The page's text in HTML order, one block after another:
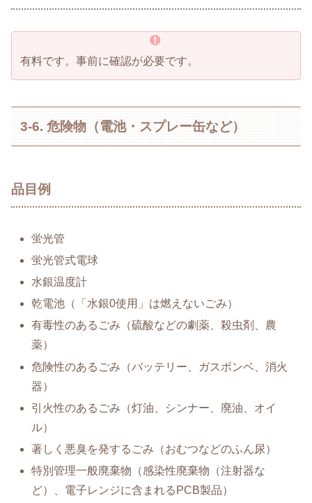
有料です。事前に確認が必要です。
3-6. 危険物（電池・スプレー缶など）
品目例
蛍光管
蛍光管式電球
水銀温度計
乾電池（「水銀0使用」は燃えないごみ）
有毒性のあるごみ（硫酸などの劇薬、殺虫剤、農
薬）
危険性のあるごみ（バッテリー、ガスボンベ、消火
器）
引火性のあるごみ（灯油、シンナー、廃油、オイ
ル）
著しく悪臭を発するごみ（おむつなどのふん尿）
特別管理一般廃棄物（感染性廃棄物（注射器な
ど）、電子レンジに含まれるPCB製品）